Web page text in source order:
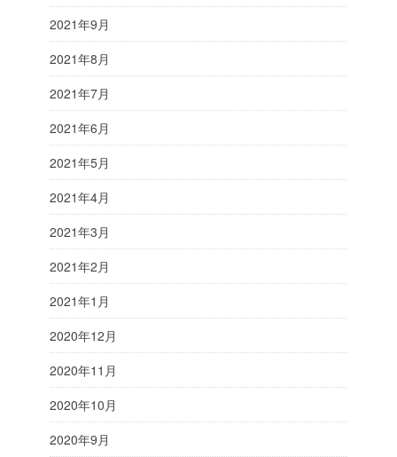
2021年9月
2021年8月
2021年7月
2021年6月
2021年5月
2021年4月
2021年3月
2021年2月
2021年1月
2020年12月
2020年11月
2020年10月
2020年9月